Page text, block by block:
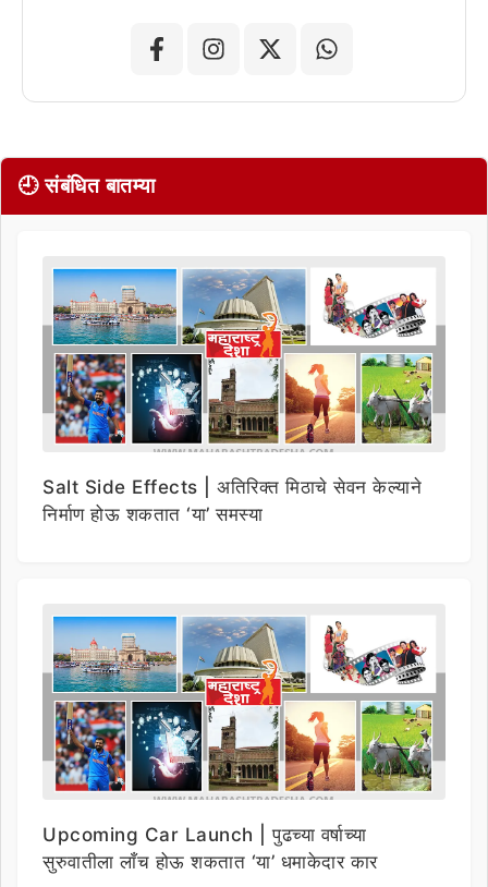
🕘 संबंधित बातम्या
Salt Side Effects | अतिरिक्त मिठाचे सेवन केल्याने
निर्माण होऊ शकतात ‘या’ समस्या
Upcoming Car Launch | पुढच्या वर्षाच्या
सुरुवातीला लाँच होऊ शकतात ‘या’ धमाकेदार कार